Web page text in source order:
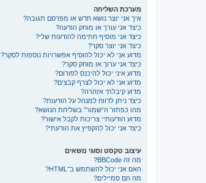
מערכת השליחה
איך אני יוצר נושא חדש או מפרסם תגובה?
כיצד אני עורך או מוחק הודעה?
כיצד אני מוסיף חתימה להודעות שלי?
כיצד אני יוצר סקר?
מדוע אני לא יכול להוסיף אפשרויות נוספות לסקר?
כיצד אני ערוך או מוחק סקר?
מדוע איני יכול להיכנס לפורום?
מדוע אני לא יכול לצרף קבצים?
מדוע קיבלתי אזהרה?
כיצד ניתן לדווח למנהל על הודעות?
מהו כפתור ה“שמור” בשליחת הנושא?
מדוע הודעותיי צריכות לקבל אישור?
כיצד אני יכול להקפיץ את הודעתי?
עיצוב טקסט וסוגי נושאים
מה זה BBCode?
האם אני יכול להשתמש ב־HTML?
מה הם סמיילים?